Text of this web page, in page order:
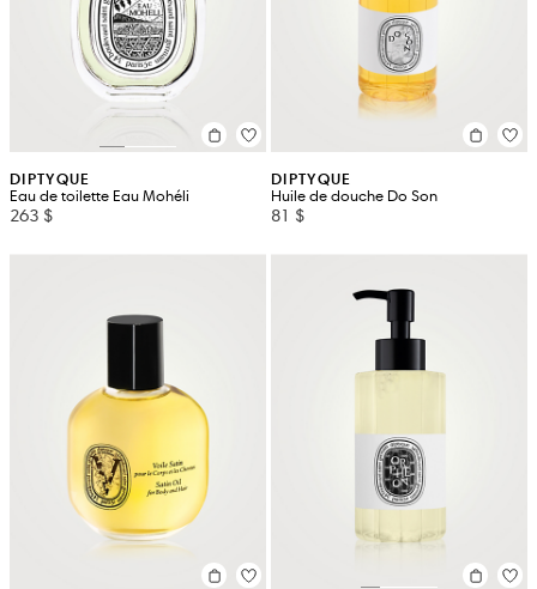
DIPTYQUE
Eau de toilette Eau Mohéli
263 $
DIPTYQUE
Huile de douche Do Son
81 $